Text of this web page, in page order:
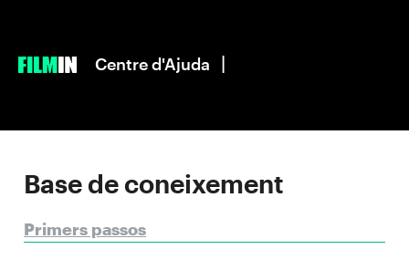
|
Centre d'Ajuda
Base de coneixement
Primers passos